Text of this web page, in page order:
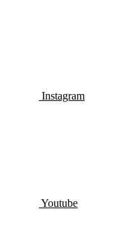
Instagram
Youtube